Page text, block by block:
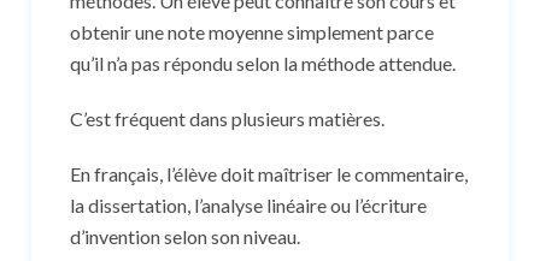
obtenir une note moyenne simplement parce
qu’il n’a pas répondu selon la méthode attendue.
C’est fréquent dans plusieurs matières.
En français, l’élève doit maîtriser le commentaire,
la dissertation, l’analyse linéaire ou l’écriture
d’invention selon son niveau.